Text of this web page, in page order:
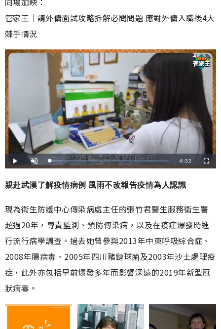
管家王｜請外傭面試攻略拆解必問問題 應對外傭入職後4大
棘手情況
播
放
開
啟
載
入
:
1
9
%
剩
時
間
-6:32
全
螢
親赴武漢了解疫情病例 風雨不改報告疫情為人認識
現為衞生防護中心傳染病處主任的張竹君醫生服務衞生署
超過20年，專責監測、預防傳染病，以及在疫症爆發時進
行流行病學調查。過去她曾參與2013年中東呼吸綜合症、
2008年腸病毒、2005年四川豬鏈球菌及2003年沙士處理疫
症，此外亦包括早前爆發多年而影響深遠的2019年新型冠
狀病毒。